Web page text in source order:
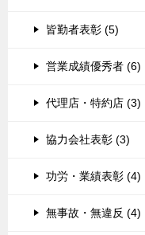
皆勤者表彰 (5)
営業成績優秀者 (6)
代理店・特約店 (3)
協力会社表彰 (3)
功労・業績表彰 (4)
無事故・無違反 (4)